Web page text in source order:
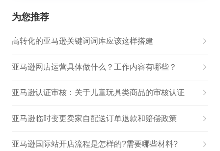
为您推荐
高转化的亚马逊关键词词库应该这样搭建
亚马逊网店运营具体做什么？工作内容有哪些？
亚马逊认证审核：关于儿童玩具类商品的审核认证
亚马逊临时变更卖家自配送订单退款和赔偿政策
亚马逊国际站开店流程是怎样的?需要哪些材料?